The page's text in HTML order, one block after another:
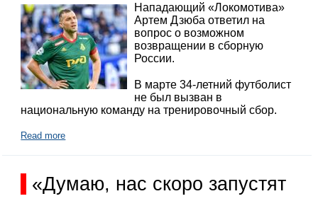
Нападающий «Локомотива»
Артем Дзюба ответил на
вопрос о возможном
возвращении в сборную
России.
В марте 34-летний футболист
не был вызван в
национальную команду на тренировочный сбор.
Read more
«Думаю, нас скоро запустят